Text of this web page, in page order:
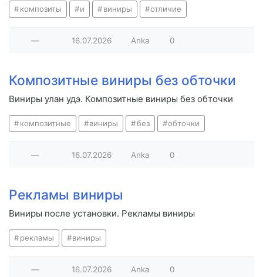
композиты и виниры отличие
— 16.07.2026 Anka 0
Композитные виниры без обточки
Виниры улан удэ. Композитные виниры без обточки
композитные виниры без обточки
— 16.07.2026 Anka 0
Рекламы виниры
Виниры после установки. Рекламы виниры
рекламы виниры
— 16.07.2026 Anka 0